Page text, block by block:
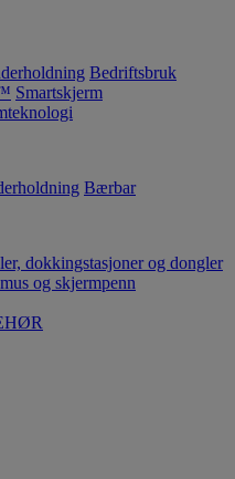
Bedriftsbruk
Smartskjerm
Bærbar
dokkingstasjoner og dongler
og skjermpenn